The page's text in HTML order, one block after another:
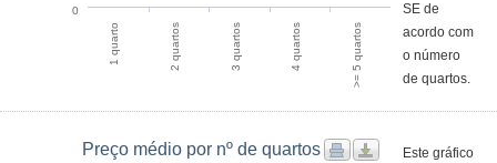
1 quarto 2 quartos 3 quartos 4 quartos >= 5 quartos
0
SE de
acordo com
o número
de quartos.
Preço médio por nº de quartos
Este gráfico